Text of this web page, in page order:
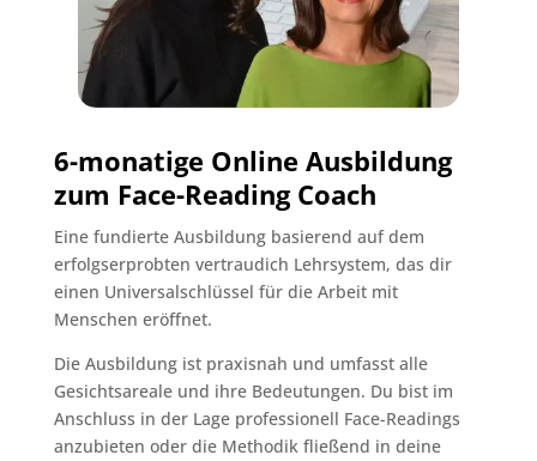
6-monatige Online Ausbildung
zum Face-Reading Coach
Eine fundierte Ausbildung basierend auf dem
erfolgserprobten vertraudich Lehrsystem, das dir
einen Universalschlüssel für die Arbeit mit
Menschen eröffnet.
Die Ausbildung ist praxisnah und umfasst alle
Gesichtsareale und ihre Bedeutungen. Du bist im
Anschluss in der Lage professionell Face-Readings
anzubieten oder die Methodik fließend in deine